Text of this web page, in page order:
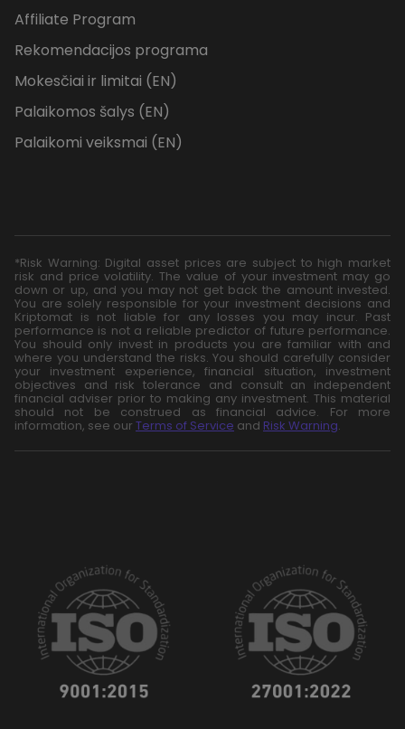
Affiliate Program
Rekomendacijos programa
Mokesčiai ir limitai (EN)
Palaikomos šalys (EN)
Palaikomi veiksmai (EN)
*Risk Warning: Digital asset prices are subject to high market
risk and price volatility. The value of your investment may go
down or up, and you may not get back the amount invested.
You are solely responsible for your investment decisions and
Kriptomat is not liable for any losses you may incur. Past
performance is not a reliable predictor of future performance.
You should only invest in products you are familiar with and
where you understand the risks. You should carefully consider
your investment experience, financial situation, investment
objectives and risk tolerance and consult an independent
financial adviser prior to making any investment. This material
should not be construed as financial advice. For more
information, see our Terms of Service and Risk Warning.